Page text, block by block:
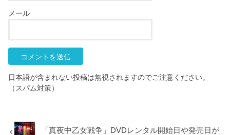
メール
日本語が含まれない投稿は無視されますのでご注意ください。
（スパム対策）
「真夜中乙女戦争」DVDレンタル開始日や発売日が